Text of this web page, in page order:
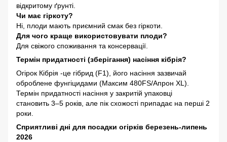
відкритому ґрунті.
Чи має гіркоту?
Ні, плоди мають приємний смак без гіркоти.
Для чого краще використовувати плоди?
Для свіжого споживання та консервації.
Термін придатності (зберігання) насіння кібрія?
Огірок Кібрія -це гібрид (F1), його насіння зазвичай
оброблене фунгіцидами (Максим 480FS/Aпрон XL).
Термін придатності насіння у закритій упаковці
становить 3–5 років, але пік схожості припадає на перші 2
роки.
Сприятливі дні для посадки огірків березень-липень
2026